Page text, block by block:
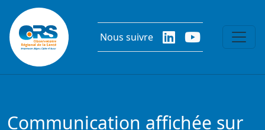
Aller au contenu principal
Nous suivre
Communication affichée sur